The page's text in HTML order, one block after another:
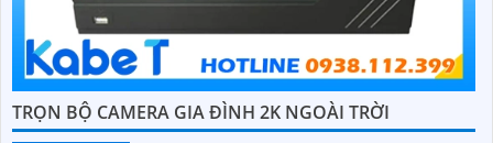
TRỌN BỘ CAMERA GIA ĐÌNH 2K NGOÀI TRỜI